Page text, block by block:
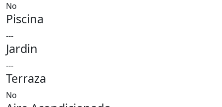
No
Piscina
---
Jardin
---
Terraza
No